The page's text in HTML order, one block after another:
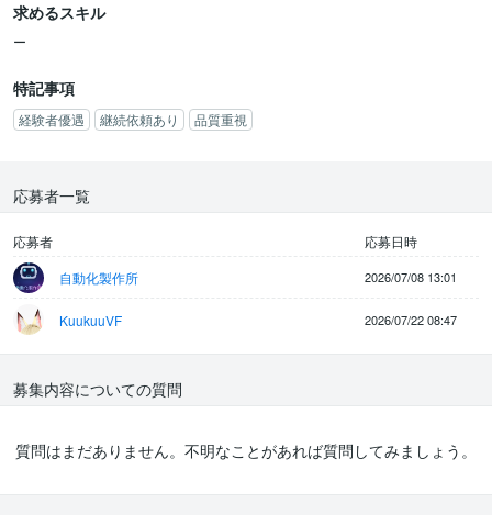
応募時に所有アバターと実績、普段衣装対応を行う際の手順を簡単
に教えてください。
求めるスキル
ー
特記事項
経験者優遇 継続依頼あり 品質重視
応募者一覧
応募者
応募日時
自動化製作所
2026/07/08 13:01
KuukuuVF 2026/07/22 08:47
募集内容についての質問
質問はまだありません。不明なことがあれば質問してみましょう。